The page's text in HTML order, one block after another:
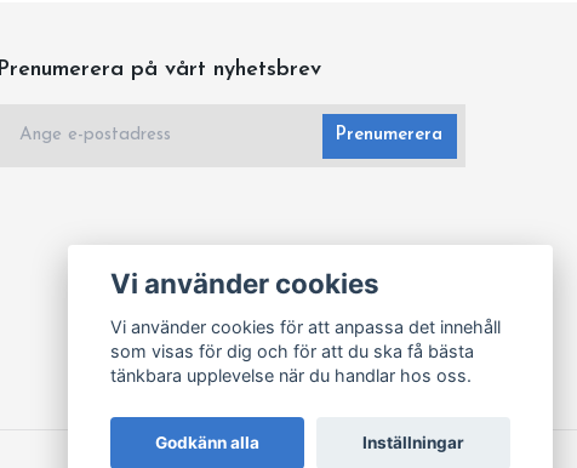
Prenumerera på vårt nyhetsbrev
Prenumerera
Vi använder cookies
Vi använder cookies för att anpassa det innehåll
som visas för dig och för att du ska få bästa
tänkbara upplevelse när du handlar hos oss.
Godkänn alla Inställningar